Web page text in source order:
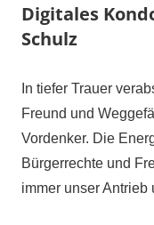
Digitales
Schulz
In tiefer Trauer
Freund und
Vordenker. Die
Bürgerrechte und
immer unser Antrieb